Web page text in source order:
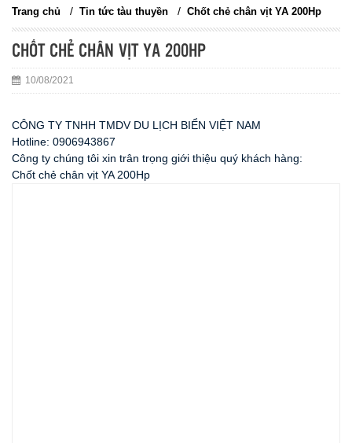
Trang chủ / Tin tức tàu thuyền / Chốt chẻ chân vịt YA 200Hp
CHỐT CHẺ CHÂN VỊT YA 200HP
10/08/2021
CÔNG TY TNHH TMDV DU LỊCH BIỂN VIỆT NAM
Hotline: 0906943867
Công ty chúng tôi xin trân trọng giới thiệu quý khách hàng:
Chốt chẻ chân vịt YA 200Hp